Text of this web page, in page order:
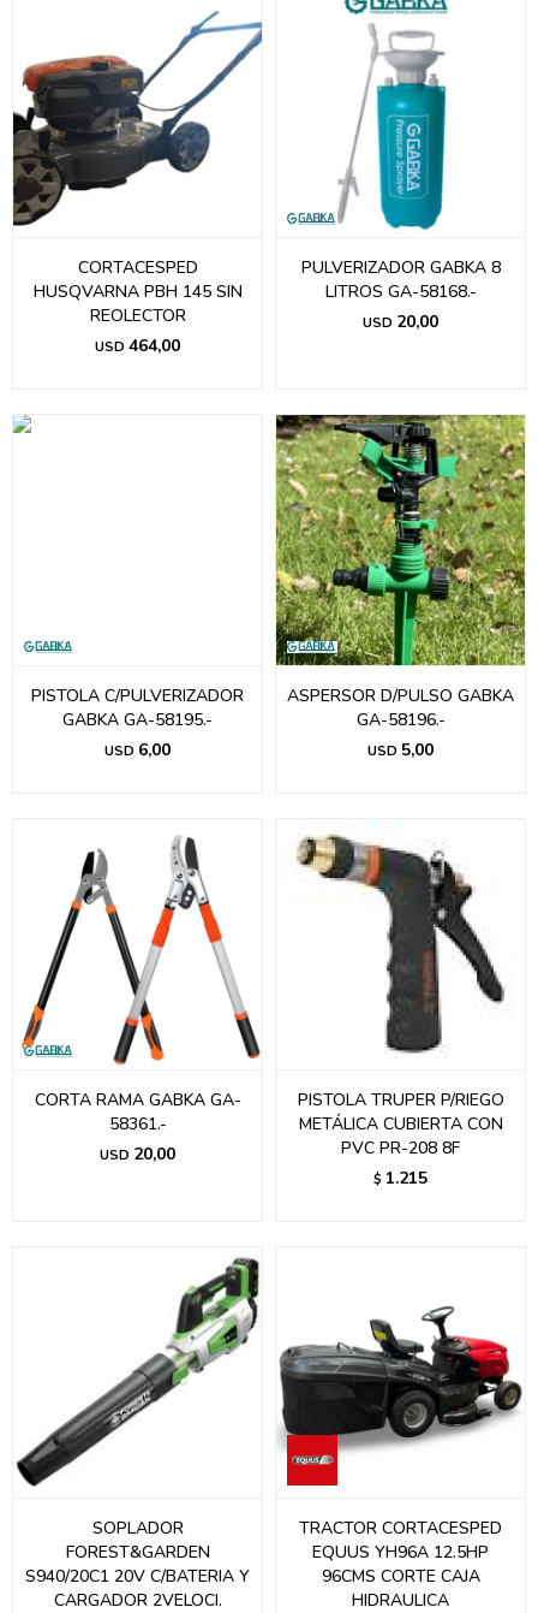
CORTACESPED
HUSQVARNA PBH 145 SIN
REOLECTOR
USD 464,00
PULVERIZADOR GABKA 8
LITROS GA-58168.-
USD 20,00
PISTOLA C/PULVERIZADOR
GABKA GA-58195.-
USD 6,00
ASPERSOR D/PULSO GABKA
GA-58196.-
USD 5,00
CORTA RAMA GABKA GA-
58361.-
USD 20,00
PISTOLA TRUPER P/RIEGO
METÁLICA CUBIERTA CON
PVC PR-208 8F
$ 1.215
SOPLADOR
FOREST&GARDEN
S940/20C1 20V C/BATERIA Y
CARGADOR 2VELOCI.
TRACTOR CORTACESPED
EQUUS YH96A 12.5HP
96CMS CORTE CAJA
HIDRAULICA